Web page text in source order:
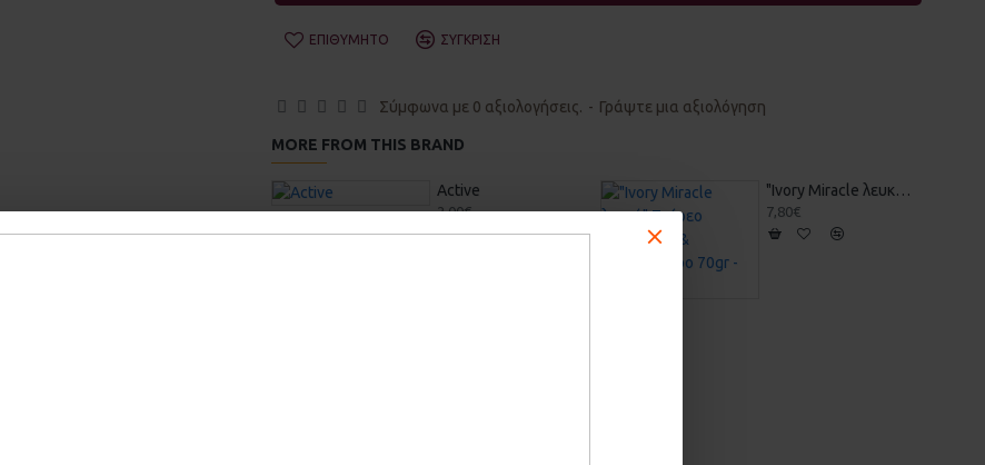
Σύμφωνα με 0 αξιολογήσεις. - Γράψτε μια αξιολόγηση
ΕΠΙΘΥΜΗΤΌ ΣΎΓΚΡΙΣΗ
MORE FROM THIS BRAND
Active
2,00€
"Ivory Miracle λευκό" Στέρεο Σαμπουάν & Αφρόλουτρο 70gr - Vis Olivae
7,80€
ενός χωραφιού, ώστε αυτό να καλλιεργηθεί και να